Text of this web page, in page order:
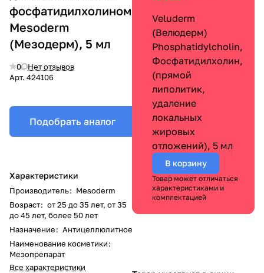
фосфатидилхолином,
Mesoderm
(Мезодерм), 5 мл
0
Нет отзывов
Арт. 424106
Подобрать аналог
Характеристики
Производитель: Mesoderm
Возраст: от 25 до 35 лет, от 35
до 45 лет, более 50 лет
Назначение: Антицеллюлитное
Наименование косметики:
Мезопрепарат
Все характеристики
Veluderm
(Велюдерм)
Phosphatidylcholin,
Фосфатидилхолин,
(прямой
липолитик,
удаление
локальных
жировых
отложений), 5 мл
В корзину
Товар может отличаться
характеристиками и
комплектацией